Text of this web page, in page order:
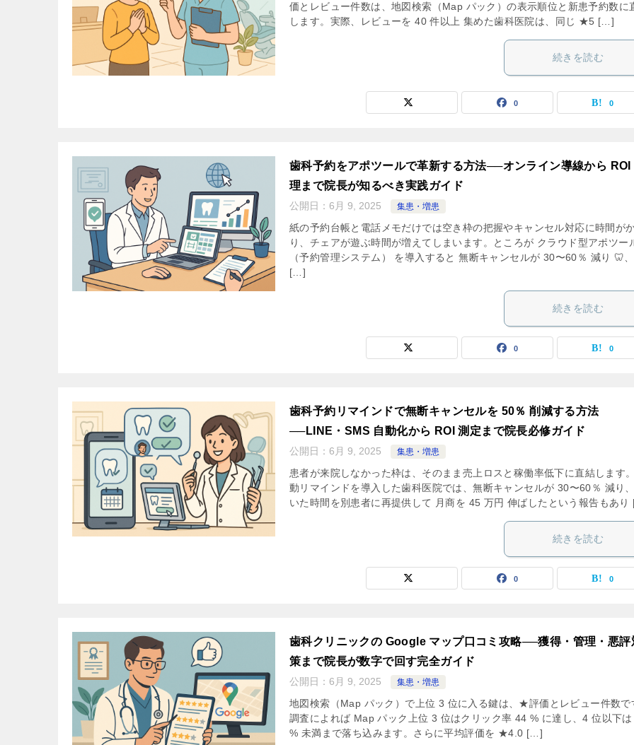
価とレビュー件数は、地図検索（Map パック）の表示順位と新患予約数に
します。実際、レビューを 40 件以上 集めた歯科医院は、同じ ★5 […]
続きを読む
0 0
歯科予約をアポツールで革新する方法──オンライン導線から ROI
理まで院長が知るべき実践ガイド
公開日： 6月 9, 2025 集患・増患
紙の予約台帳と電話メモだけでは空き枠の把握やキャンセル対応に時間が
り、チェアが遊ぶ時間が増えてしまいます。ところが クラウド型アポツー
（予約管理システム） を導入すると 無断キャンセルが 30〜60％ 減り 🦷
[…]
続きを読む
0 0
歯科予約リマインドで無断キャンセルを 50％ 削減する方法
──LINE・SMS 自動化から ROI 測定まで院長必修ガイド
公開日： 6月 9, 2025 集患・増患
患者が来院しなかった枠は、そのまま売上ロスと稼働率低下に直結します
動リマインドを導入した歯科医院では、無断キャンセルが 30〜60％ 減り
いた時間を別患者に再提供して 月商を 45 万円 伸ばしたという報告もあ
続きを読む
0 0
歯科クリニックの Google マップ口コミ攻略──獲得・管理・悪評
策まで院長が数字で回す完全ガイド
公開日： 6月 9, 2025 集患・増患
地図検索（Map パック）で上位 3 位に入る鍵は、★評価とレビュー件数で
調査によれば Map パック上位 3 位はクリック率 44 % に達し、4 位以下は
% 未満まで落ち込みます。さらに平均評価を ★4.0 […]